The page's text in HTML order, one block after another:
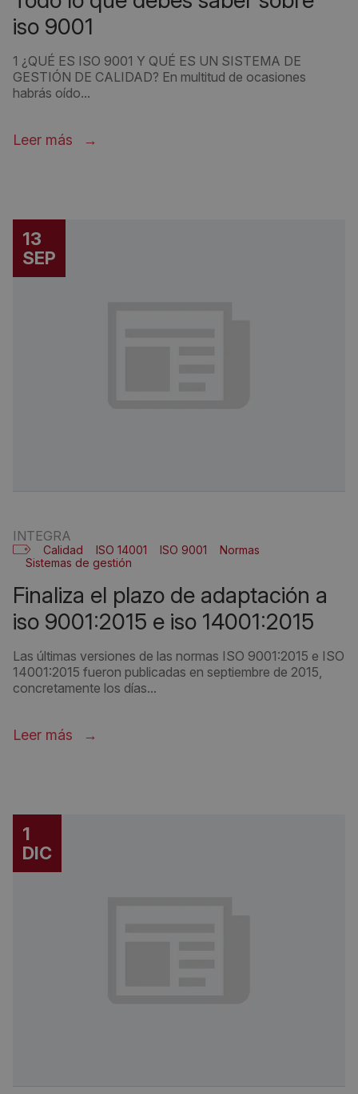
iso 9001
1 ¿QUÉ ES ISO 9001 Y QUÉ ES UN SISTEMA DE
GESTIÓN DE CALIDAD? En multitud de ocasiones
habrás oído...
Leer más
13
SEP
INTEGRA
Calidad ISO 14001 ISO 9001
Normas
Sistemas de gestión
finaliza el plazo de adaptación a
iso 9001:2015 e iso 14001:2015
Las últimas versiones de las normas ISO 9001:2015 e ISO
14001:2015 fueron publicadas en septiembre de 2015,
concretamente los días...
Leer más
1
DIC